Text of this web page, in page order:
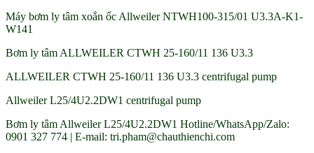
Máy bơm ly tâm xoắn ốc Allweiler NTWH100-315/01 U3.3A-K1-
W141
Bơm ly tâm ALLWEILER CTWH 25-160/11 136 U3.3
ALLWEILER CTWH 25-160/11 136 U3.3 centrifugal pump
Allweiler L25/4U2.2DW1 centrifugal pump
Bơm ly tâm Allweiler L25/4U2.2DW1 Hotline/WhatsApp/Zalo:
0901 327 774 | E-mail: tri.pham@chauthienchi.com